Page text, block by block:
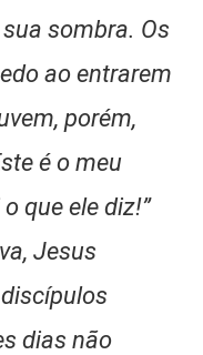
sombra. Os
ao entrarem
porém,
é o meu
que ele diz!”
Jesus
dias não